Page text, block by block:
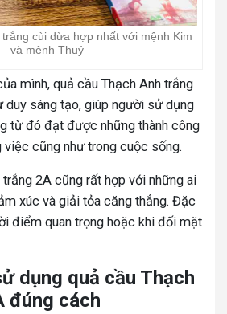
cùi dừa hợp nhất với mệnh Kim
và mệnh Thuỷ
mình, quả cầu Thạch Anh trắng
duy sáng tạo, giúp người sử dụng
từ đó đạt được những thành công
cũng như trong cuộc sống.
trắng 2A cũng rất hợp với những ai
xúc và giải tỏa căng thẳng. Đặc
điểm quan trọng hoặc khi đối mặt
dụng quả cầu Thạch
đúng cách